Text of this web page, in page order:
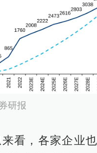
研报
看，各家企业